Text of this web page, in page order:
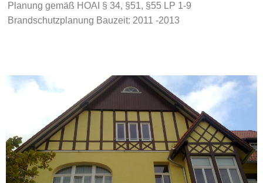
Planung gemäß HOAI § 34, §51, §55 LP 1-9
Brandschutzplanung Bauzeit: 2011 -2013